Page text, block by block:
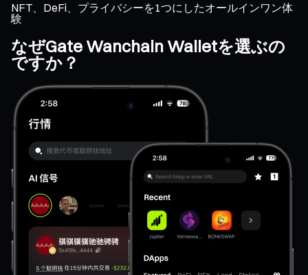
NFT、DeFi、プライバシーを1つにしたオールインワン体
験
なぜGate Wanchain Walletを選ぶの
ですか？